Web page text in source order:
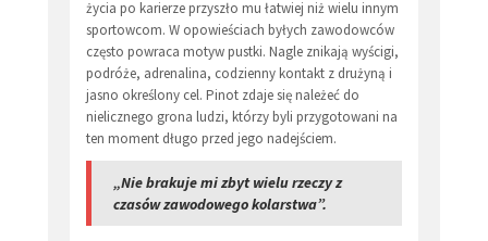
życia po karierze przyszło mu łatwiej niż wielu innym
sportowcom. W opowieściach byłych zawodowców
często powraca motyw pustki. Nagle znikają wyścigi,
podróże, adrenalina, codzienny kontakt z drużyną i
jasno określony cel. Pinot zdaje się należeć do
nielicznego grona ludzi, którzy byli przygotowani na
ten moment długo przed jego nadejściem.
„Nie brakuje mi zbyt wielu rzeczy z
czasów zawodowego kolarstwa”.